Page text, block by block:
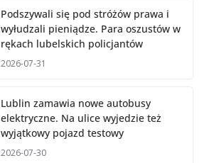
Podszywali się pod stróżów prawa i
wyłudzali pieniądze. Para oszustów w
rękach lubelskich policjantów
2026-07-31
Lublin zamawia nowe autobusy
elektryczne. Na ulice wyjedzie też
wyjątkowy pojazd testowy
2026-07-30